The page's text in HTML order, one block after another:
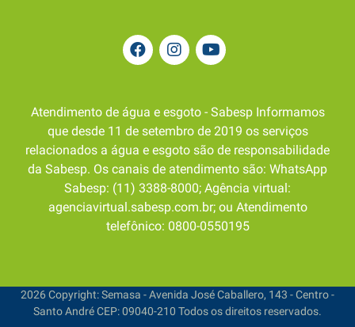
Atendimento de água e esgoto - Sabesp Informamos
que desde 11 de setembro de 2019 os serviços
relacionados a água e esgoto são de responsabilidade
da Sabesp. Os canais de atendimento são: WhatsApp
Sabesp: (11) 3388-8000; Agência virtual:
agenciavirtual.sabesp.com.br; ou Atendimento
telefônico: 0800-0550195
2026 Copyright: Semasa - Avenida José Caballero, 143 - Centro -
Santo André CEP: 09040-210 Todos os direitos reservados.